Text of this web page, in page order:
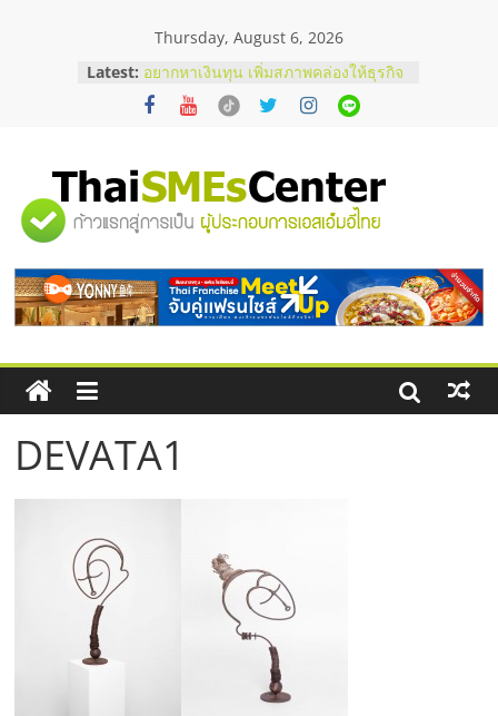
Thursday, August 6, 2026
Latest: อยากหาเงินทุน เพิ่มสภาพคล่องให้ธุรกิจ
เริ่มยังไงให้ผ่านฉลุย
สัมมนาออนไลน์ โอกาสบริหารสถานี
ThaiFranchise Meet Up จับคู่แฟรน
ไชส์ ครั้งที่ 8
ร้านเครื่องเสียงคุณภาพสูง พร้อม
บริษัท Cybersecurity ในไทยที่ไหนดี?
วิธีเลือกผู้ให้บริการให้คุ้มค่าและตอบ
โจทย์ธุรกิจ
"ศูนย์
รวม
ข้อมูล
ธุรกิจ
SME
แห่ง
ประเทศไทย,
ThaiSMEsCenter,
DEVATA1